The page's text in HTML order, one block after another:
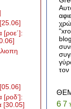
[25.06]
[ροε΄]:
[05.06]
[ροδ’]:
[30.05]
τον
6 7